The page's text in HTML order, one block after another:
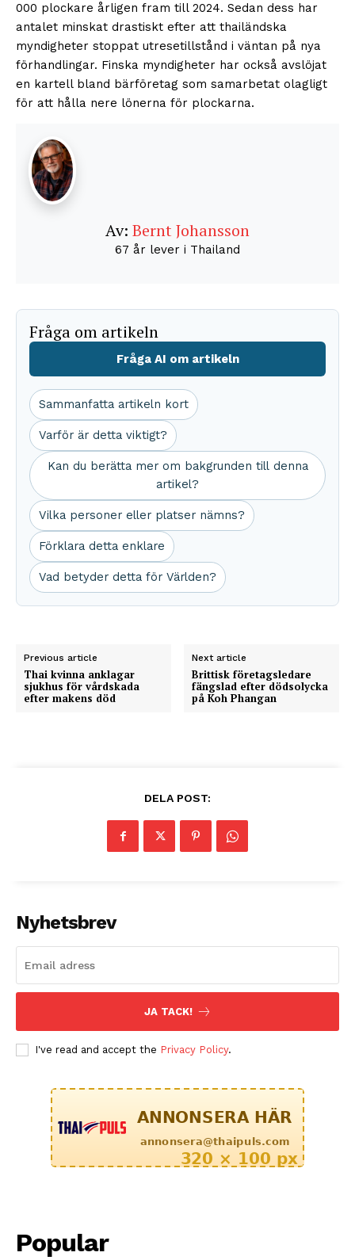
000 plockare årligen fram till 2024. Sedan dess har
antalet minskat drastiskt efter att thailändska
myndigheter stoppat utresetillstånd i väntan på nya
förhandlingar. Finska myndigheter har också avslöjat
en kartell bland bärföretag som samarbetat olagligt
för att hålla nere lönerna för plockarna.
Av: Bernt Johansson
67 år lever i Thailand
Fråga om artikeln
Fråga AI om artikeln
Sammanfatta artikeln kort
Varför är detta viktigt?
Kan du berätta mer om bakgrunden till denna
artikel?
Vilka personer eller platser nämns?
Förklara detta enklare
Vad betyder detta för Världen?
Previous article
Thai kvinna anklagar
sjukhus för vårdskada
efter makens död
Next article
Brittisk företagsledare
fängslad efter dödsolycka
på Koh Phangan
DELA POST:
Nyhetsbrev
JA TACK!
I've read and accept the Privacy Policy.
Popular